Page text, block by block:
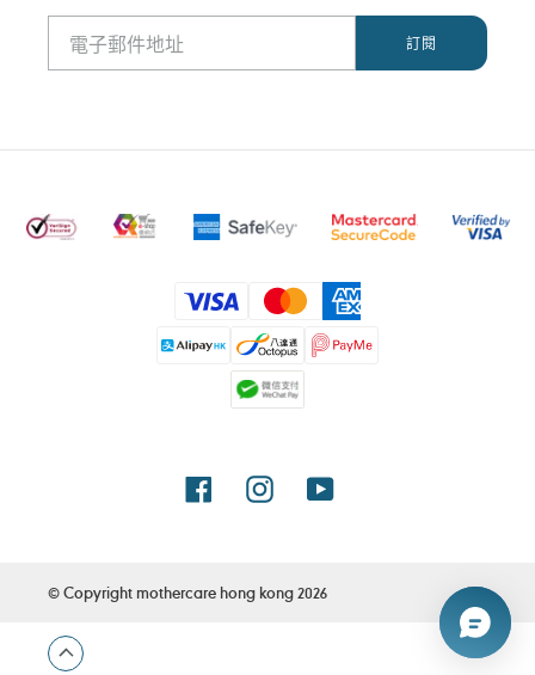
付
款
方
式
FacebookInstagramYouTube
© Copyright mothercare hong kong2026